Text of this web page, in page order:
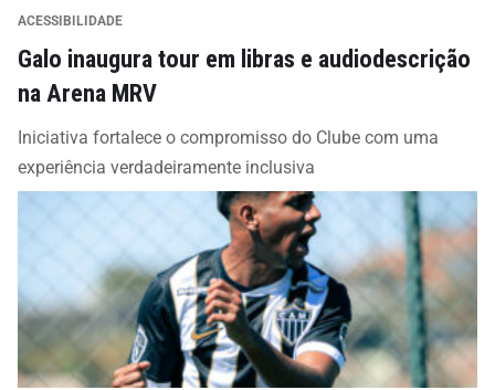
ACESSIBILIDADE
Galo inaugura tour em libras e audiodescrição
na Arena MRV
Iniciativa fortalece o compromisso do Clube com uma
experiência verdadeiramente inclusiva